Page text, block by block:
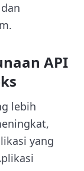
API
lebih
yang